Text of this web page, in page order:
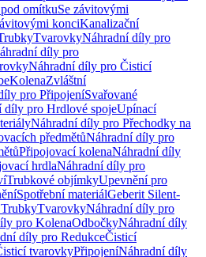
omítkuSe závitovými
konciKanalizační
TvarovkyNáhradní díly pro
díly pro
Náhradní díly pro Čisticí
KolenaZvláštní
pro PřipojeníSvařované
díly pro Hrdlové spojeUpínací
Náhradní díly pro Přechodky na
předmětůNáhradní díly pro
Připojovací kolenaNáhradní díly
hrdlaNáhradní díly pro
Trubkové objímkyUpevnění pro
Spotřební materiálGeberit Silent-
TvarovkyNáhradní díly pro
pro KolenaOdbočkyNáhradní díly
díly pro RedukceČisticí
tvarovkyPřipojeníNáhradní díly